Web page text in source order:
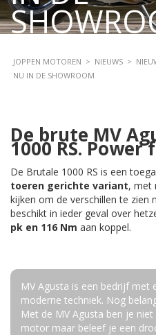
JOPPEN MOTOREN > NIEUWS >
NU IN DE SHOWROOM
De brute MV
1000 RS. Power
De Brutale 1000 RS is een
toeren gerichte variant, met
kijken om de verschillen te zien
beschikt in ieder geval over
pk en 116 Nm aan koppel.
MV Agusta is een bedrijf met
moderne techniek. Nog
Met de MV Agusta ben je
motor maar beleef je een